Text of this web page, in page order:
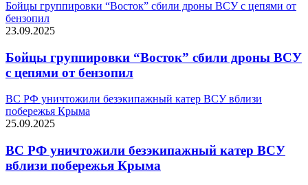
Бойцы группировки “Восток” сбили дроны ВСУ с цепями от
бензопил
23.09.2025
Бойцы группировки “Восток” сбили дроны ВСУ
с цепями от бензопил
ВС РФ уничтожили безэкипажный катер ВСУ вблизи
побережья Крыма
25.09.2025
ВС РФ уничтожили безэкипажный катер ВСУ
вблизи побережья Крыма